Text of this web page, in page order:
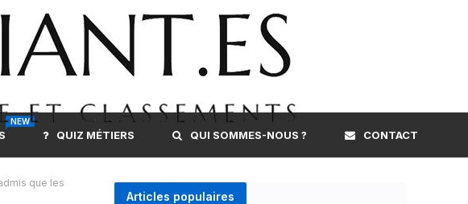
NEW
QUIZ MÉTIERS QUI SOMMES-NOUS ? CONTACT
que les
Articles populaires